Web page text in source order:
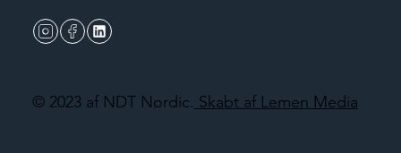
© 2023 af NDT Nordic. Skabt af Lemen Media